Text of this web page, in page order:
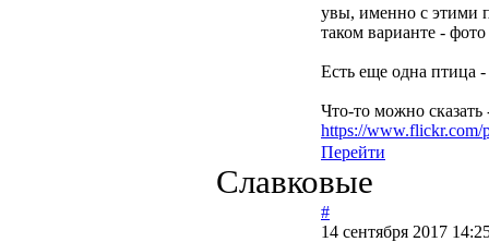
увы, именно с этими
таком варианте -
Есть еще одна птица -
Что-то можно
https://www.flickr.com/
Перейти
Славковые
#
14 сентября 2017